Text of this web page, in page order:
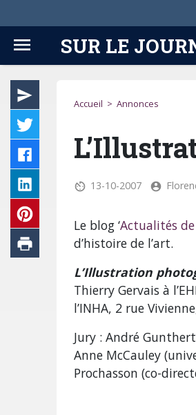
SUR LE
Accueil > Annonces
13-10-2007
Le blog ‘Actualités
d’histoire de l’art.
L’Illustration
Thierry Gervais à
l’INHA, 2 rue
Jury : André
Anne McCauley
Prochasson (co-